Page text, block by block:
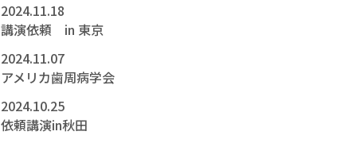
2024.11.18
講演依頼 in 東京
2024.11.07
アメリカ歯周病学会
2024.10.25
依頼講演in秋田